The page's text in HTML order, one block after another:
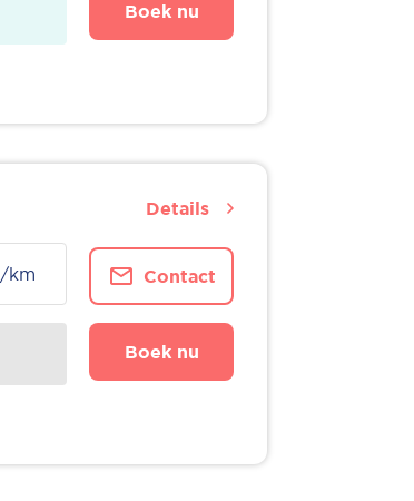
Boek nu
/km Contact
Boek nu
Details